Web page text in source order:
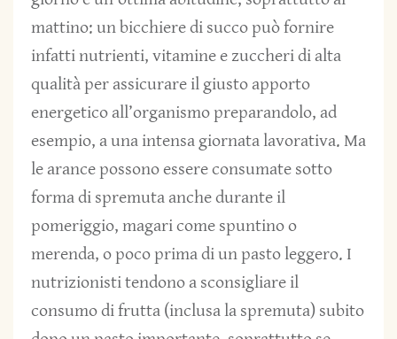
mattino: un bicchiere di succo può fornire
infatti nutrienti, vitamine e zuccheri di alta
qualità per assicurare il giusto apporto
energetico all’organismo preparandolo, ad
esempio, a una intensa giornata lavorativa. Ma
le arance possono essere consumate sotto
forma di spremuta anche durante il
pomeriggio, magari come spuntino o
merenda, o poco prima di un pasto leggero. I
nutrizionisti tendono a sconsigliare il
consumo di frutta (inclusa la spremuta) subito